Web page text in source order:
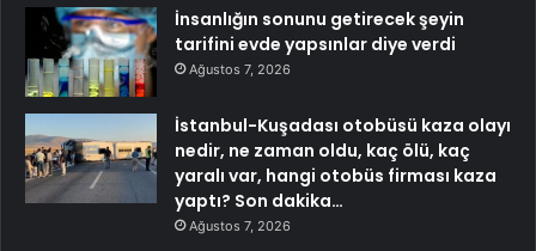
İnsanlığın sonunu getirecek şeyin
tarifini evde yapsınlar diye verdi
Ağustos 7, 2026
İstanbul-Kuşadası otobüsü kaza olayı
nedir, ne zaman oldu, kaç ölü, kaç
yaralı var, hangi otobüs firması kaza
yaptı? Son dakika…
Ağustos 7, 2026